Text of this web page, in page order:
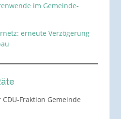
im Gemeinde-
erneute Verzögerung
Fraktion Gemeinde